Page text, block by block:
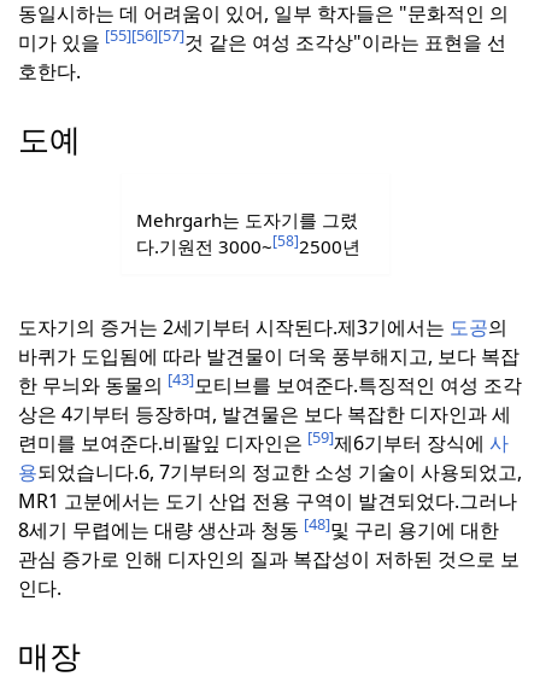
동일시하는 데 어려움이 있어, 일부 학자들은 "문화적인 의
미가 있을 [55][56][57]것 같은 여성 조각상"이라는 표현을 선
호한다.
도예
Mehrgarh는 도자기를 그렸
다.기원전 3000~[58]2500년
도자기의 증거는 2세기부터 시작된다.제3기에서는 도공의
바퀴가 도입됨에 따라 발견물이 더욱 풍부해지고, 보다 복잡
한 무늬와 동물의 [43]모티브를 보여준다.특징적인 여성 조각
상은 4기부터 등장하며, 발견물은 보다 복잡한 디자인과 세
련미를 보여준다.비팔잎 디자인은 [59]제6기부터 장식에 사
용되었습니다.6, 7기부터의 정교한 소성 기술이 사용되었고,
MR1 고분에서는 도기 산업 전용 구역이 발견되었다.그러나
8세기 무렵에는 대량 생산과 청동 [48]및 구리 용기에 대한
관심 증가로 인해 디자인의 질과 복잡성이 저하된 것으로 보
인다.
매장